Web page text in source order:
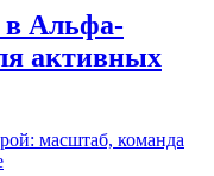
Альфа-
активных